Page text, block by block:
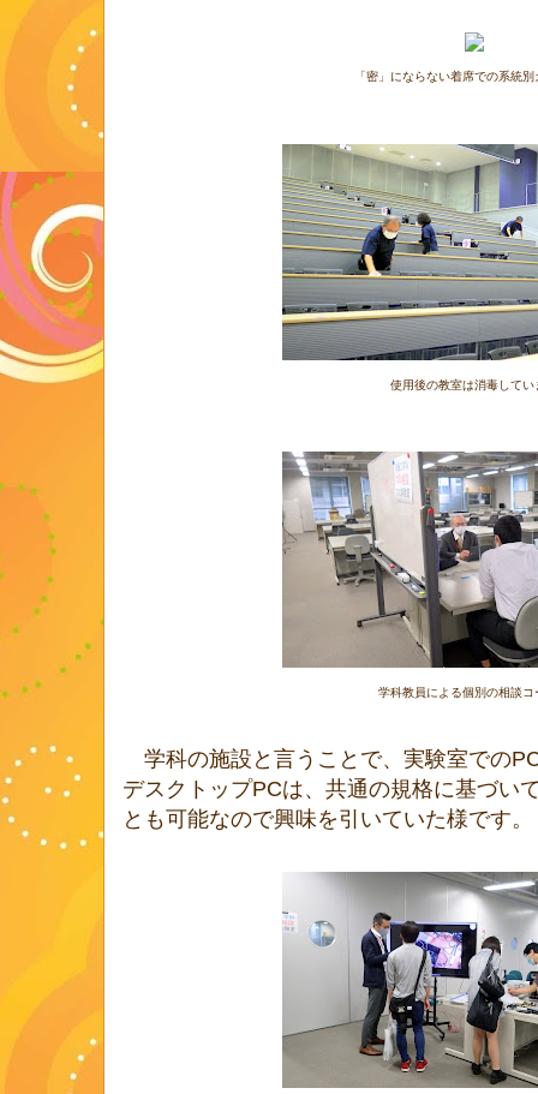
「密」にならない着席での系統
使用後の教室は消毒してい
学科教員による個別の相談コ
学科の施設と言うことで、実験室での
デスクトップPCは、共通の規格に基づい
とも可能なので興味を引いていた様です。